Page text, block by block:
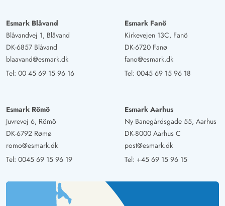
Esmark Blåvand
Blåvandvej 1, Blåvand
DK-6857 Blåvand
blaavand@esmark.dk
Tel: 00 45 69 15 96 16
Esmark Fanö
Kirkevejen 13C, Fanö
DK-6720 Fanø
fano@esmark.dk
Tel: 0045 69 15 96 18
Esmark Römö
Juvrevej 6, Römö
DK-6792 Rømø
romo@esmark.dk
Tel: 0045 69 15 96 19
Esmark Aarhus
Ny Banegårdsgade 55, Aarhus
DK-8000 Aarhus C
post@esmark.dk
Tel: +45 69 15 96 15